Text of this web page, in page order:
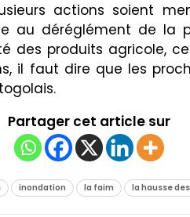
actions soient
au déréglément de la
des produits agricole,
il faut dire que les
Partager cet article sur
inondation la faim la hausse